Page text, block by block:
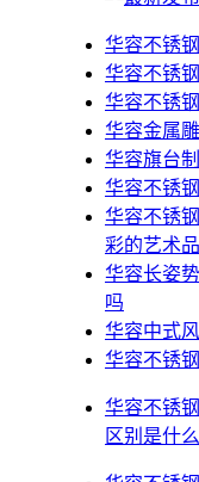
华容不锈
华容不锈
华容不锈
华容金属
华容旗台
华容不锈
华容不锈
彩的艺术品
华容​长姿
吗
华容中式
华容不锈
华容不锈
区别是什么